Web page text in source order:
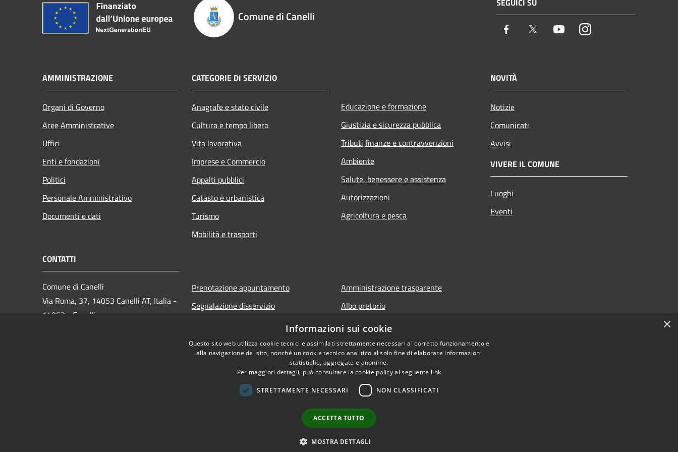
Comune di Canelli
SEGUICI SU
Facebook Twitter YoutubeInstagram
AMMINISTRAZIONE
Organi di Governo
Aree Amministrative
Uffici
Enti e fondazioni
Politici
Personale Amministrativo
Documenti e dati
CATEGORIE DI SERVIZIO
Anagrafe e stato civile
Cultura e tempo libero
Vita lavorativa
Imprese e Commercio
Appalti pubblici
Catasto e urbanistica
Turismo
Mobilità e trasporti
Educazione e formazione
Giustizia e sicurezza pubblica
Tributi,finanze e contravvenzioni
Ambiente
Salute, benessere e assistenza
Autorizzazioni
Agricoltura e pesca
NOVITÀ
Notizie
Comunicati
Avvisi
VIVERE IL COMUNE
Luoghi
Eventi
CONTATTI
Comune di Canelli
Via Roma, 37, 14053 Canelli AT, Italia -
14053 - Canelli
Prenotazione appuntamento
Segnalazione disservizio
Richiesta assistenza
Amministrazione trasparente
Albo pretorio
Informativa privacy
Note legali
Dichiarazione di accessibilità
Copyright © 2026 • Comune di Canelli • Powered by
×
Informazioni sui cookie
Questo sito web utilizza cookie tecnici e assimilati strettamente necessari al corretto funzionamento e
alla navigazione del sito, nonché un cookie tecnico analitico al solo fine di elaborare informazioni
statistiche, aggregate e anonime.
Per maggiori dettagli, può consultare la cookie policy al seguente link
STRETTAMENTE NECESSARI NON CLASSIFICATI
ACCETTA TUTTO
MOSTRA DETTAGLI